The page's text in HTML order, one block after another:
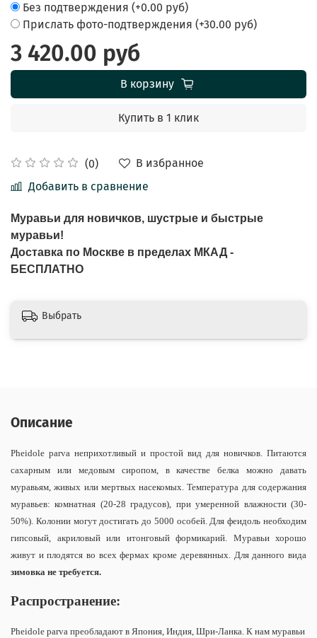
(0)
В избранное
Добавить в сравнение
Без подтверждения (+0.00 руб)
Прислать фото-подтверждения (+30.00 руб)
3 420.00 руб
В корзину
Купить в 1 клик
Муравьи для новичков, шустрые и быстрые
муравьи!
Доставка по Москве в пределах МКАД -
БЕСПЛАТНО
Выбрать
Описание
Pheidole parva неприхотливый и простой вид для новичков. Питаются
сахарным или медовым сиропом, в качестве белка можно давать
муравьям, живых или мертвых насекомых. Температура для содержания
муравьев: комнатная (20-28 градусов), при умеренной влажности (30-
50%). Колонии могут достигать до 5000 особей. Для феидоль необходим
гипсовый, акриловый или итонговый формикарий. Муравьи хорошо
живут и плодятся во всех фермах кроме деревянных. Для данного вида
зимовка не требуется.
Распространение:
Pheidole parva преобладают в Япония, Индия, Шри-Ланка. К нам муравьи